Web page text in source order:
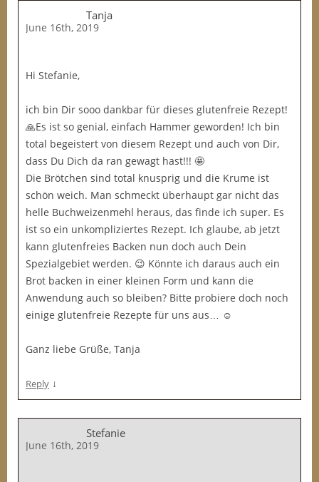
Tanja
June 16th, 2019
Hi Stefanie,
ich bin Dir sooo dankbar für dieses glutenfreie Rezept!
🙏Es ist so genial, einfach Hammer geworden! Ich bin
total begeistert von diesem Rezept und auch von Dir,
dass Du Dich da ran gewagt hast!!! 🤩
Die Brötchen sind total knusprig und die Krume ist
schön weich. Man schmeckt überhaupt gar nicht das
helle Buchweizenmehl heraus, das finde ich super. Es
ist so ein unkompliziertes Rezept. Ich glaube, ab jetzt
kann glutenfreies Backen nun doch auch Dein
Spezialgebiet werden. 😉 Könnte ich daraus auch ein
Brot backen in einer kleinen Form und kann die
Anwendung auch so bleiben? Bitte probiere doch noch
einige glutenfreie Rezepte für uns aus… ☺️
Ganz liebe Grüße, Tanja
Reply ↓
Stefanie
June 16th, 2019